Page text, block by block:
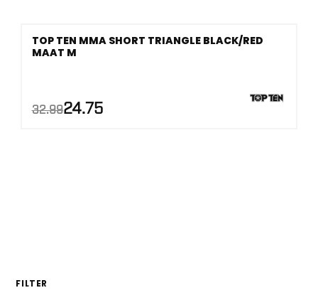
AANBIEDING!
TOP TEN MMA SHORT TRIANGLE BLACK/RED
MAAT M
32.99
Oorspronkelijke
prijs
24.75
Huidige
prijs
FILTER